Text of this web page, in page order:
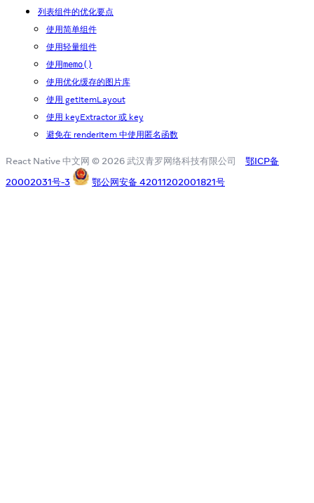
列表组件的优化要点
使用简单组件
使用轻量组件
使用memo()
使用优化缓存的图片库
使用 getItemLayout
使用 keyExtractor 或 key
避免在 renderItem 中使用匿名函数
React Native 中文网 © 2026 武汉青罗网络科技有限公司
鄂ICP备
20002031号-3
鄂公网安备 42011202001821号